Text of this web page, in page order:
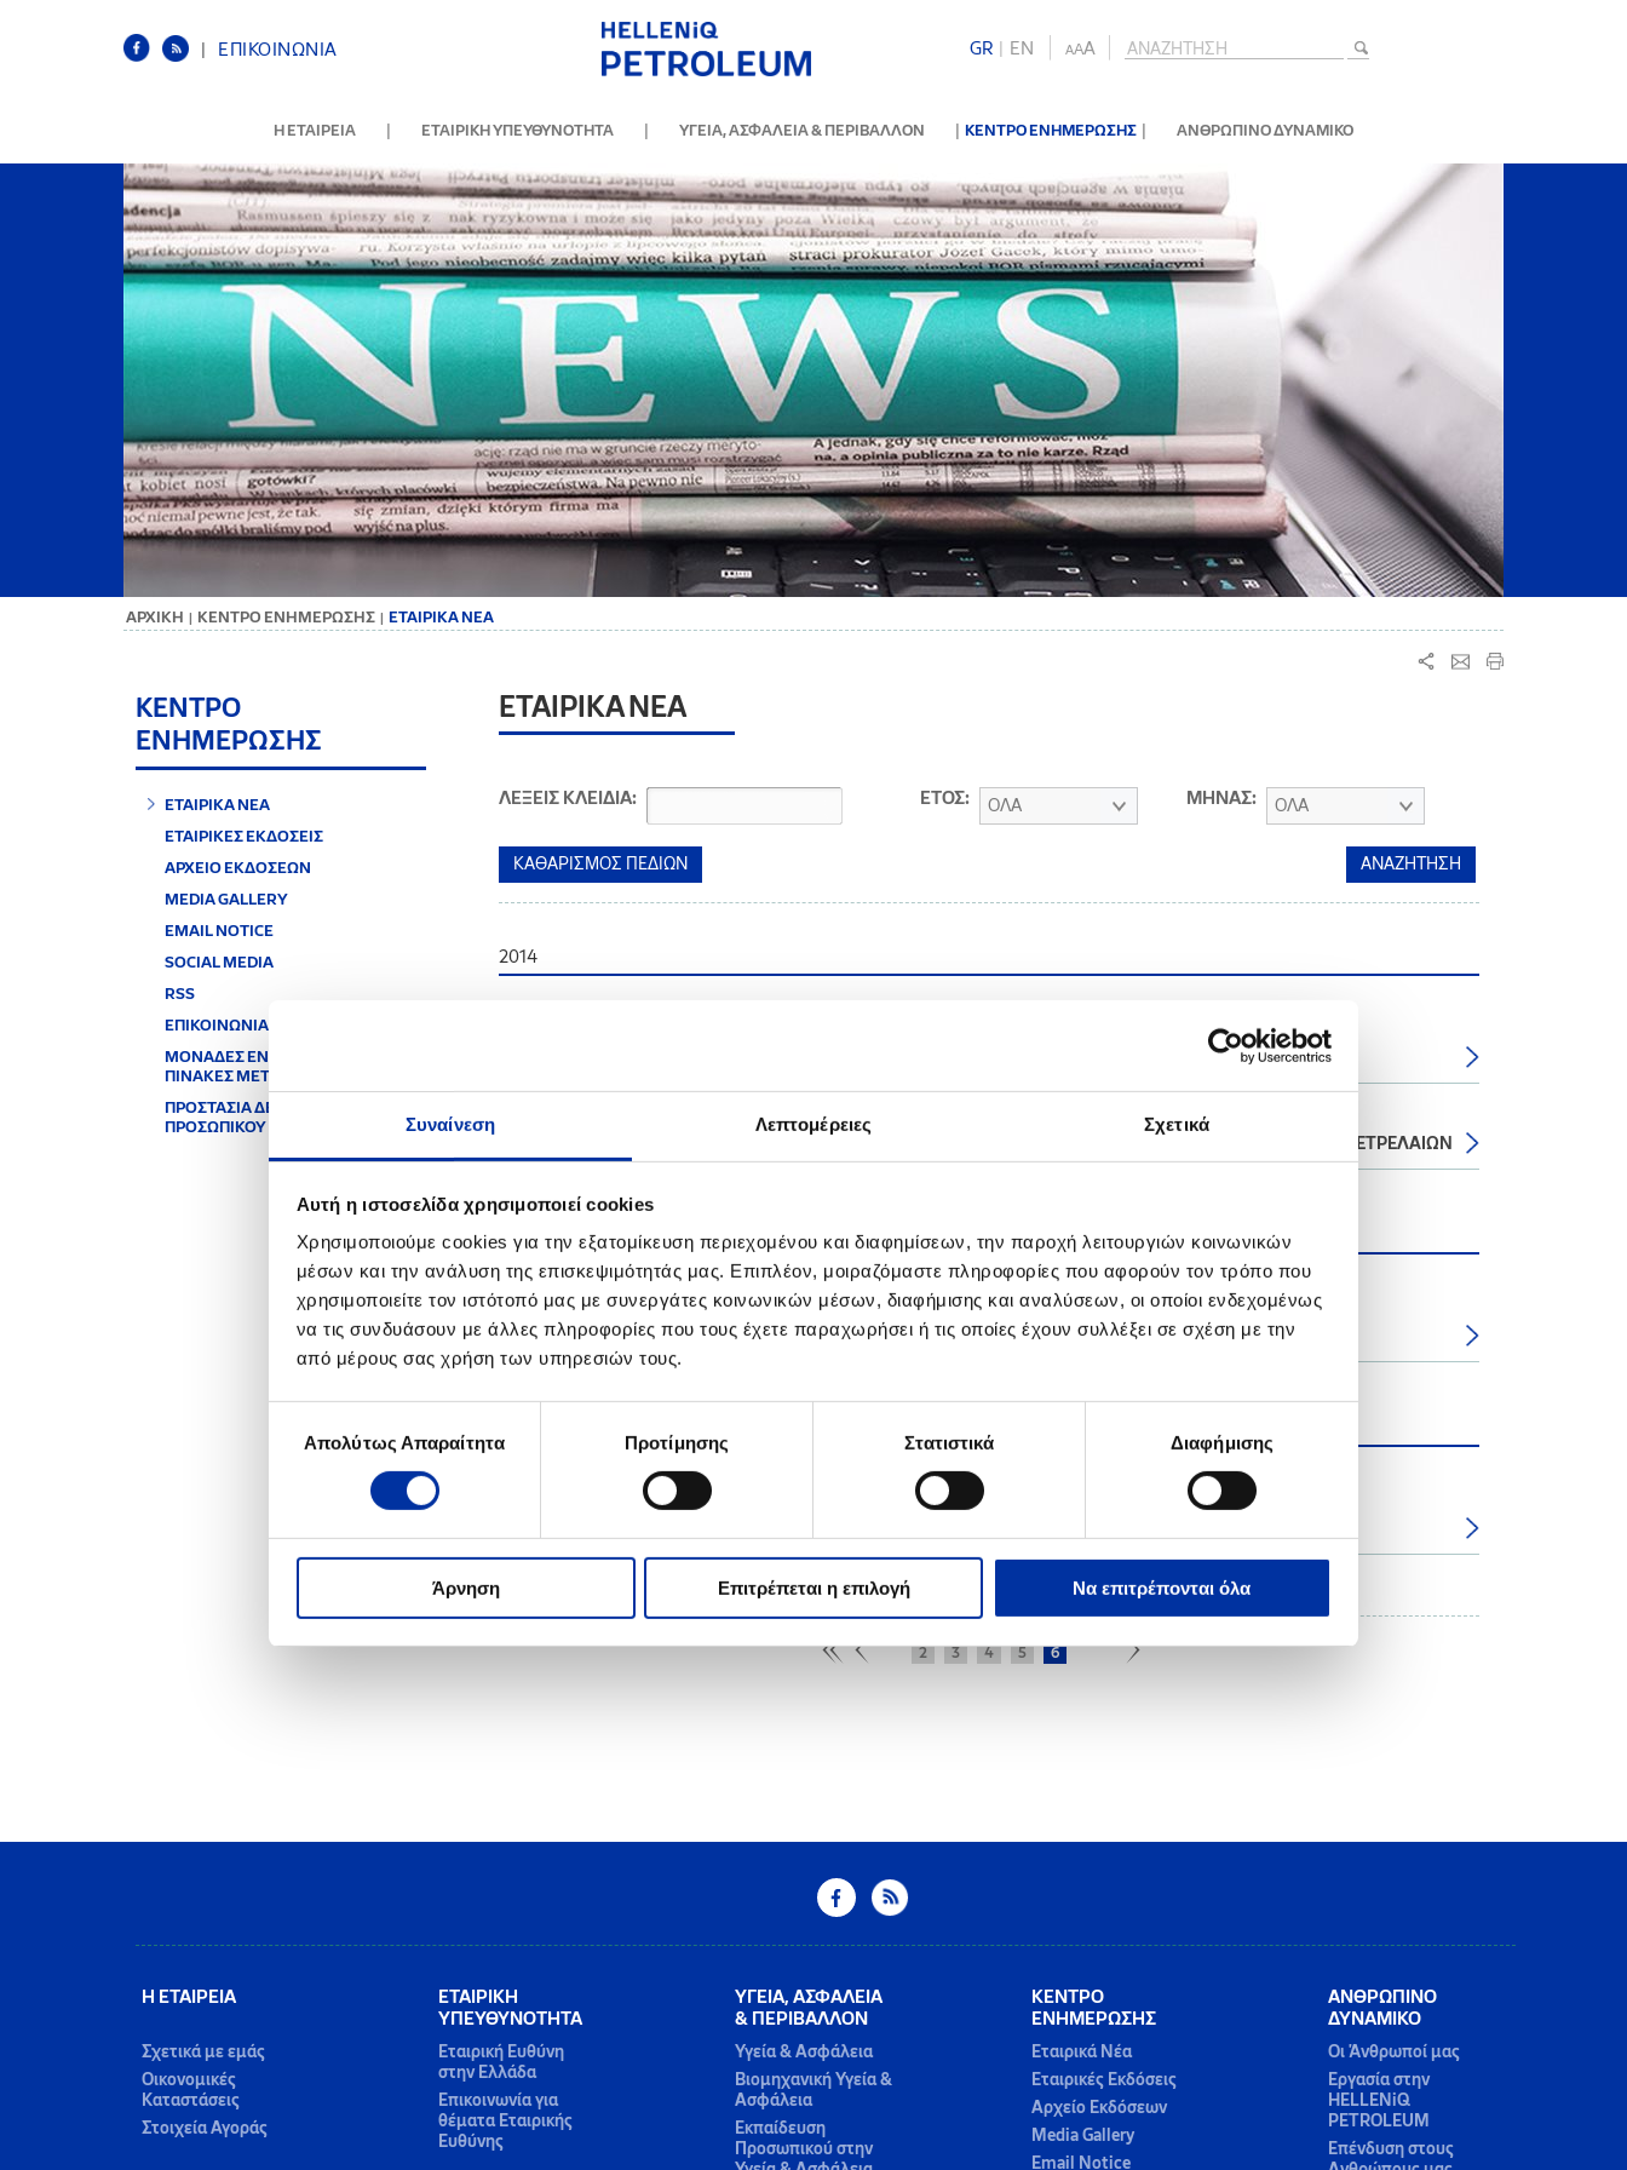
Συναίνεση Λεπτομέρειες Σχετικά
Αυτή η ιστοσελίδα χρησιμοποιεί cookies
Χρησιμοποιούμε cookies για την εξατομίκευση περιεχομένου και διαφημίσεων, την παροχή λειτουργιών κοινωνικών
μέσων και την ανάλυση της επισκεψιμότητάς μας. Επιπλέον, μοιραζόμαστε πληροφορίες που αφορούν τον τρόπο που
χρησιμοποιείτε τον ιστότοπό μας με συνεργάτες κοινωνικών μέσων, διαφήμισης και αναλύσεων, οι οποίοι ενδεχομένως
να τις συνδυάσουν με άλλες πληροφορίες που τους έχετε παραχωρήσει ή τις οποίες έχουν συλλέξει σε σχέση με την
από μέρους σας χρήση των υπηρεσιών τους.
συγκατάθεσης
Απολύτως Απαραίτητα Προτίμησης Στατιστικά Διαφήμισης
Άρνηση Επιτρέπεται η επιλογή Να επιτρέπονται όλα
| ΕΠΙΚΟΙΝΩΝΙΑ GR | ΕΝ AAA
Η ΕΤΑΙΡΕΙΑ | ΕΤΑΙΡΙΚΗ ΥΠΕΥΘΥΝΟΤΗΤΑ | ΥΓΕΙΑ, ΑΣΦΑΛΕΙΑ & ΠΕΡΙΒΑΛΛΟΝ | ΚΕΝΤΡΟ ΕΝΗΜΕΡΩΣΗΣ | ΑΝΘΡΩΠΙΝΟ ΔΥΝΑΜΙΚΟ
ΑΡΧΙΚΗ | ΚΕΝΤΡΟ ΕΝΗΜΕΡΩΣΗΣ | ΕΤΑΙΡΙΚΑ ΝΕΑ
ΚΕΝΤΡΟ
ΕΝΗΜΕΡΩΣΗΣ
ΕΤΑΙΡΙΚΑ ΝΕΑ
ΕΤΑΙΡΙΚΕΣ ΕΚΔΟΣΕΙΣ
ΑΡΧΕΙΟ ΕΚΔΟΣΕΩΝ
MEDIA GALLERY
EMAIL NOTICE
SOCIAL MEDIA
RSS
ΕΠΙΚΟΙΝΩΝΙΑ
ΜΟΝΑΔΕΣ ΕΝΕΡΓΕΙΑΣ &
ΠΙΝΑΚΕΣ ΜΕΤΑΤΡΟΠΗΣ
ΠΡΟΣΤΑΣΙΑ ΔΕΔΟΜΕΝΩΝ
ΠΡΟΣΩΠΙΚΟΥ ΧΑΡΑΚΤΗΡΑ
ΕΤΑΙΡΙΚΑ ΝΕΑ
ΛΕΞΕΙΣ ΚΛΕΙΔΙΑ: ΕΤΟΣ: ΟΛΑ ΜΗΝΑΣ: ΟΛΑ
2014
Ενημέρωση για τον αεριοποιητή 32-R-003 των Βιομηχανικών Εγκαταστάσεων Ελευσίνας των ΕΛΛΗΝΙΚΩΝ ΠΕΤΡΕΛΑΙΩΝ
2008
27.05.2008
Έκθεση αυτοψίας των Επιθεωρητών Περιβάλλοντος στο διυλιστήριο Ελευσίνας
2 3 4 5 6
Η ΕΤΑΙΡΕΙΑ
Σχετικά με εμάς
Οικονομικές
Καταστάσεις
Στοιχεία Αγοράς
ΕΤΑΙΡΙΚΗ
ΥΠΕΥΘΥΝΟΤΗΤΑ
Εταιρική Ευθύνη
στην Ελλάδα
Επικοινωνία για
θέματα Εταιρικής
Ευθύνης
ΥΓΕΙΑ, ΑΣΦΑΛΕΙΑ
& ΠΕΡΙΒΑΛΛΟΝ
Υγεία & Ασφάλεια
Βιομηχανική Υγεία &
Ασφάλεια
Εκπαίδευση
Προσωπικού στην
ΚΕΝΤΡΟ
ΕΝΗΜΕΡΩΣΗΣ
Εταιρικά Νέα
Εταιρικές Εκδόσεις
Αρχείο Εκδόσεων
Media Gallery
Email Notice
ΑΝΘΡΩΠΙΝΟ
ΔΥΝΑΜΙΚΟ
Οι Άνθρωποί μας
Εργασία στην
HELLENiQ
PETROLEUM
Επένδυση στους